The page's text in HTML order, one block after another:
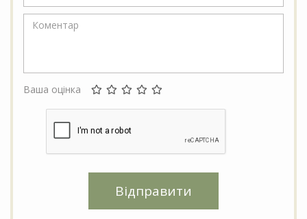
Ваша оцінка
Відправити